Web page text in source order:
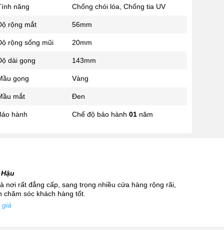
02433545555
Số 28 Chùa Thông - Sơn Tây -
Vinhomes Ocean Park 1, Dương
năng Chống chói lóa, Chống tia UV
rộng mắt 56mm
rộng sống mũi 20mm
dài gọng 143mm
gọng Vàng
mắt Đen
hành Chế độ bảo hành 01năm
nơi rất đẳng cấp, sang trọng nhiều cửa hàng rộng rãi,
chăm sóc khách hàng tốt.
giá